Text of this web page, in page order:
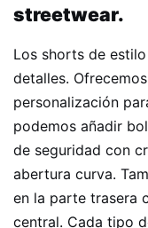
streetwear.
Los shorts de
detalles.
personalización
podemos añadir
de seguridad con
abertura curva.
en la parte trasera
central. Cada tipo